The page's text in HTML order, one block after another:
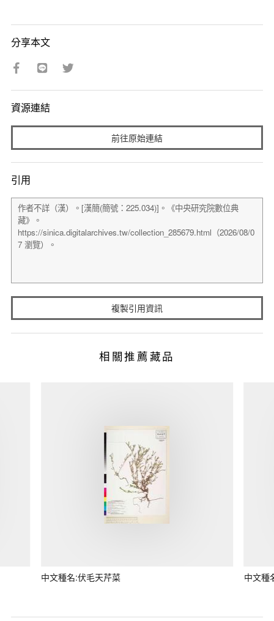
分享本文
資源連結
前往原始連結
引用
複製引用資訊
相關推薦藏品
中文種名:伏毛天芹菜 中文種